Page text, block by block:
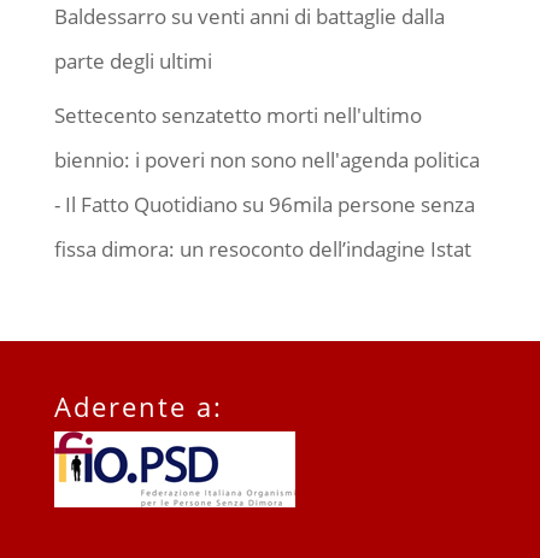
Baldessarro su venti anni di battaglie dalla
parte degli ultimi
Settecento senzatetto morti nell'ultimo
biennio: i poveri non sono nell'agenda politica
- Il Fatto Quotidianosu 96mila persone senza
fissa dimora: un resoconto dell’indagine Istat
Aderente a: